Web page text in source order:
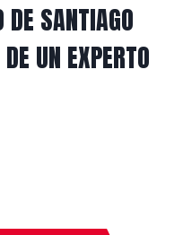
SANTIAGO
UN EXPERTO